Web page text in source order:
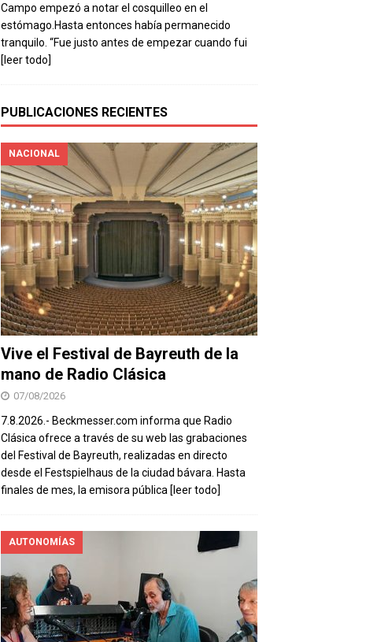
Campo empezó a notar el cosquilleo en el
estómago.Hasta entonces había permanecido
tranquilo. “Fue justo antes de empezar cuando fui
[leer todo]
PUBLICACIONES RECIENTES
NACIONAL
Vive el Festival de Bayreuth de la
mano de Radio Clásica
07/08/2026
7.8.2026.- Beckmesser.com informa que Radio
Clásica ofrece a través de su web las grabaciones
del Festival de Bayreuth, realizadas en directo
desde el Festspielhaus de la ciudad bávara. Hasta
finales de mes, la emisora pública [leer todo]
AUTONOMÍAS